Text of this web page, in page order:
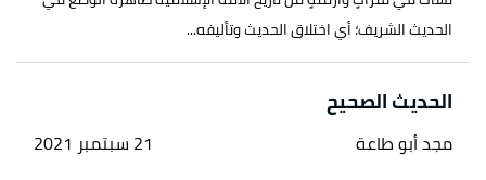
الحديث الشريف؛ أي اختلاق الحديث وتأليفه...
الحديث الصحيح
مجد أبو طاعة 21 سبتمبر 2021